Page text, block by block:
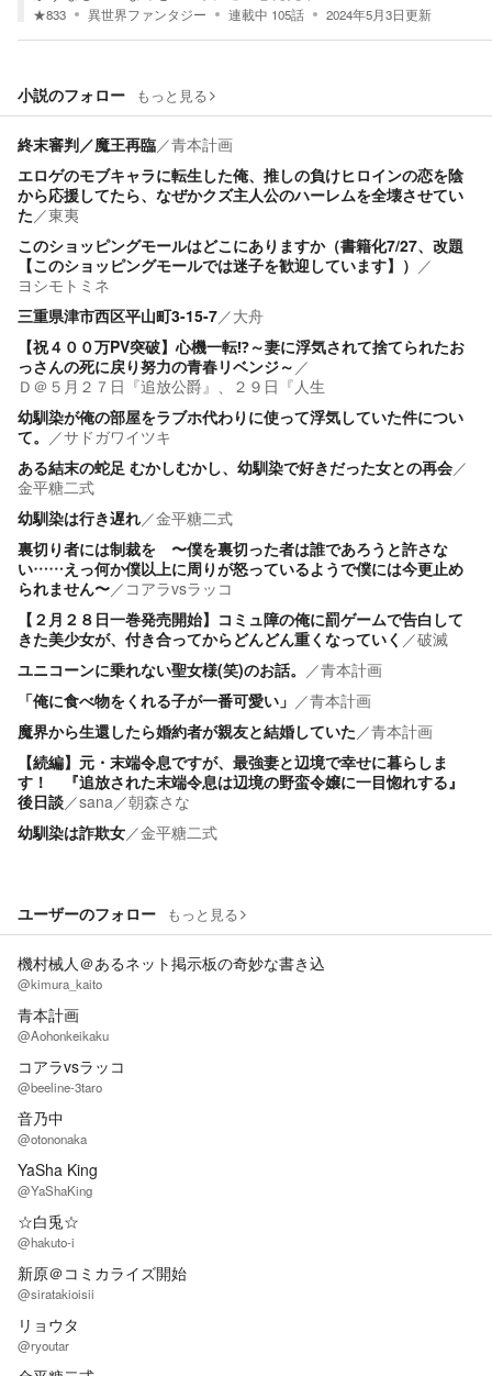
★833 異世界ファンタジー 連載中 105話 2024年5月3日更新
小説のフォロー もっと見る
終末審判／魔王再臨／青本計画
エロゲのモブキャラに転生した俺、推しの負けヒロインの恋を陰
から応援してたら、なぜかクズ主人公のハーレムを全壊させてい
た／東夷
このショッピングモールはどこにありますか（書籍化7/27、改題
【このショッピングモールでは迷子を歓迎しています】） ／
ヨシモトミネ
三重県津市西区平山町3-15-7／大舟
【祝４００万PV突破】心機一転⁉～妻に浮気されて捨てられたお
っさんの死に戻り努力の青春リベンジ～ ／
Ｄ＠５月２７日『追放公爵』、２９日『人生
幼馴染が俺の部屋をラブホ代わりに使って浮気していた件につい
て。 ／サドガワイツキ
ある結末の蛇足 むかしむかし、幼馴染で好きだった女との再会／
金平糖二式
幼馴染は行き遅れ／金平糖二式
裏切り者には制裁を 〜僕を裏切った者は誰であろうと許さな
い……えっ何か僕以上に周りが怒っているようで僕には今更止め
られません〜／ コアラvsラッコ
【２月２８日一巻発売開始】コミュ障の俺に罰ゲームで告白して
きた美少女が、付き合ってからどんどん重くなっていく ／破滅
ユニコーンに乗れない聖女様(笑)のお話。 ／青本計画
「俺に食べ物をくれる子が一番可愛い」 ／青本計画
魔界から生還したら婚約者が親友と結婚していた／青本計画
【続編】元・末端令息ですが、最強妻と辺境で幸せに暮らしま
す！ 『追放された末端令息は辺境の野蛮令嬢に一目惚れする』
後日談／sana／朝森さな
幼馴染は詐欺女／金平糖二式
ユーザーのフォロー もっと見る
機村械人＠あるネット掲示板の奇妙な書き込
@kimura_kaito
青本計画
@Aohonkeikaku
コアラvsラッコ
@beeline-3taro
音乃中
@otononaka
YaSha King
@YaShaKing
☆白兎☆
@hakuto-i
新原＠コミカライズ開始
@siratakioisii
リョウタ
@ryoutar